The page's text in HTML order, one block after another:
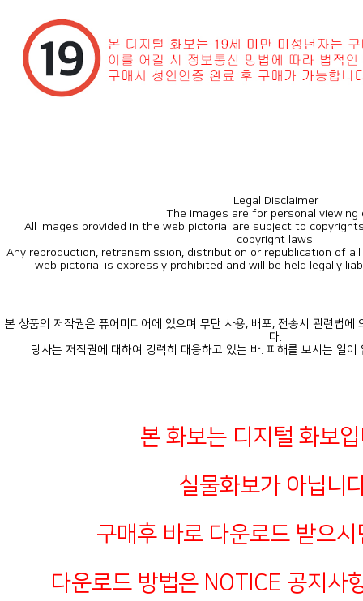
Legal Disclaimer
The images are for personal viewing
copyright laws.
web pictorial is expressly prohibited and will be held legally
다.
당사는 저작권에 대하여 강력히 대응하고 있는 바. 피해를 보시는 일
본 화보는 디지털 화보
실물화보가 아닙니
구매후 바로 다운로드 받으
다운로드 방법은 NOTICE 공지사